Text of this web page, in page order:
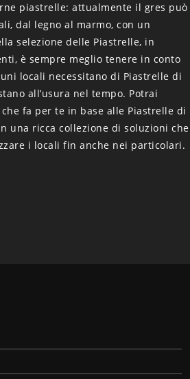
piastrelle: attualmente il gres può
dal legno al marmo, con un
selezione delle Piastrelle, in
è sempre meglio tenere in conto
locali necessitano di Piastrelle di
all’usura nel tempo. Potrai
fa per te in base alle Piastrelle di
una ricca collezione di soluzioni che
i locali fin anche nei particolari.